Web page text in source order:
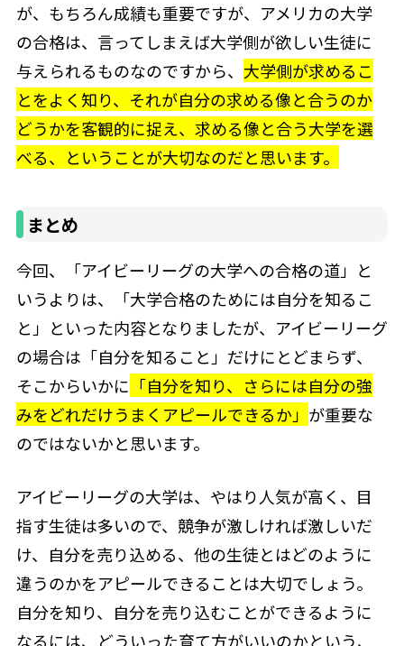
が、もちろん成績も重要ですが、アメリカの大学
の合格は、言ってしまえば大学側が欲しい生徒に
与えられるものなのですから、 大学側が求めるこ
とをよく知り、それが自分の求める像と合うのか
どうかを客観的に捉え、求める像と合う大学を選
べる、ということが大切なのだと思います。
まとめ
今回、「アイビーリーグの大学への合格の道」と
いうよりは、「大学合格のためには自分を知るこ
と」といった内容となりましたが、アイビーリーグ
の場合は「自分を知ること」だけにとどまらず、
そこからいかに 「自分を知り、さらには自分の強
みをどれだけうまくアピールできるか」 が重要な
のではないかと思います。
アイビーリーグの大学は、やはり人気が高く、目
指す生徒は多いので、競争が激しければ激しいだ
け、自分を売り込める、他の生徒とはどのように
違うのかをアピールできることは大切でしょう。
自分を知り、自分を売り込むことができるように
なるには、どういった育て方がいいのかという、